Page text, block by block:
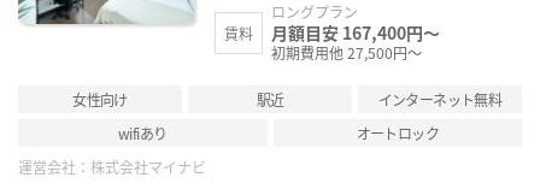
賃料
ロングプラン
月額目安 167,400円～
初期費用他 27,500円～
女性向け 駅近
インターネット無料
wifiあり
オートロック
運営会社： 株式会社マイナビ